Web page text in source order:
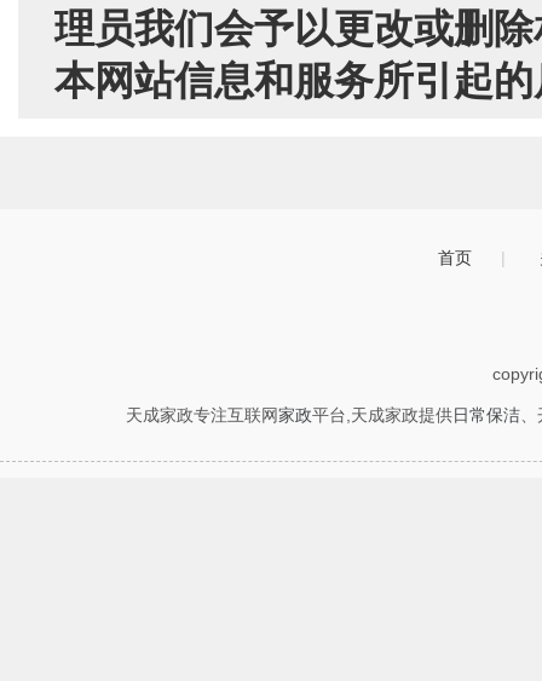
理员我们会予以更改或删
本网站信息和服务所引起
首页 |
天成家政专注互联网家政平台,天成家政提供日常保洁、